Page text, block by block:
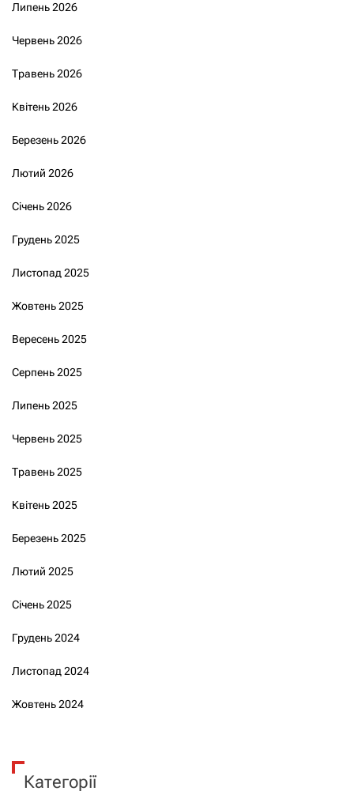
Липень 2026
Червень 2026
Травень 2026
Квітень 2026
Березень 2026
Лютий 2026
Січень 2026
Грудень 2025
Листопад 2025
Жовтень 2025
Вересень 2025
Серпень 2025
Липень 2025
Червень 2025
Травень 2025
Квітень 2025
Березень 2025
Лютий 2025
Січень 2025
Грудень 2024
Листопад 2024
Жовтень 2024
Категорії